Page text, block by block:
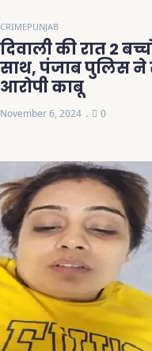
CRIMEPUNJAB
दिवाली की रात 2
साथ, पंजाब पुलिस
आरोपी काबू
November 6, 2024 0